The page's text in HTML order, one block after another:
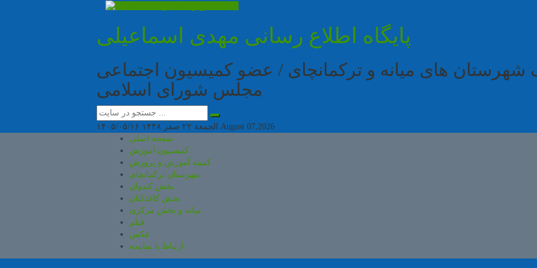
پایگاه اطلاع رسانی مهدی اسماعیلی
شهرستان های میانه و ترکمانچای / عضو کمیسیون اجتماعی
مجلس شورای اسلامی
۱۴۰۵/۰۵/۱۶ الجمعة ۲۲ صفر ۱۴۴۸
August 07,2026
صفحه اصلی
کمیسیون آموزش
کمیته آموزش و پرورش
شهرستان ترکمانچای
بخش کندوان
بخش کاغذکنان
میانه و بخش مرکزی
فیلم
عکس
ارتباط با نماینده